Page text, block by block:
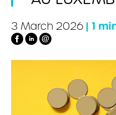
3 March 2026 | 1